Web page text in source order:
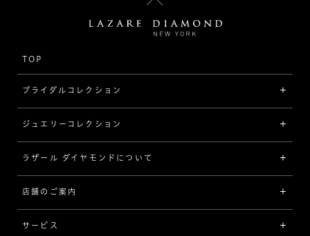
TOP
ブライダルコレクション
婚約指輪（エンゲージリング）
[素材から選ぶ]
プラチナ
イエローゴールド
ジュエリーコレクション
ジュエリーコレクショントップ
ジュエリー一覧
リング
ラザール ダイヤモンドについて
ラザール ダイヤモンドについて
品質
店舗のご案内
サービス